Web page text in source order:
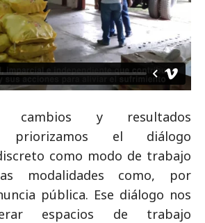
cambios y resultados
priorizamos el diálogo
como modo de trabajo
modalidades como, por
pública. Ese diálogo nos
espacios de trabajo